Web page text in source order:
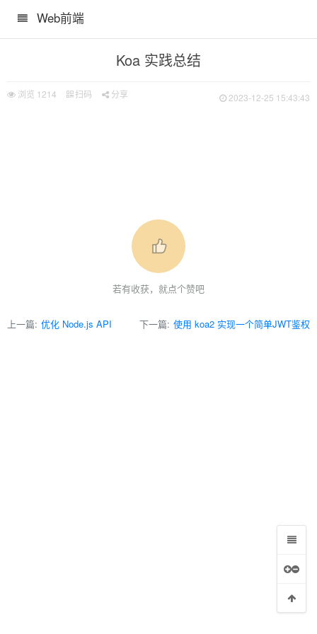
Web前端
Koa 实践总结
浏览 1214 扫码 分享 2023-12-25 15:43:43
若有收获，就点个赞吧
上一篇: 优化 Node.js API 下一篇: 使用 koa2 实现一个简单JWT鉴权